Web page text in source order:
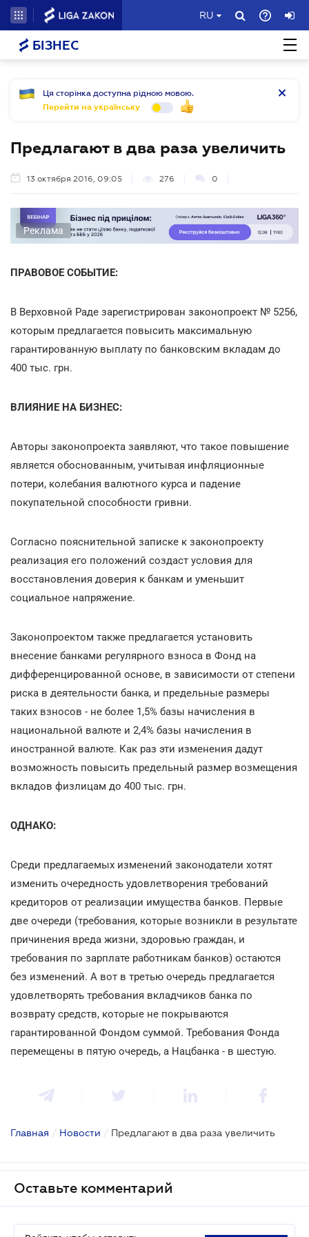
RU
БІЗНЕС
Ця сторінка доступна рідною мовою.
Перейти на українську
Предлагают в два раза увеличить
13 октября 2016, 09:05 276 0
Реклама
ПРАВОВОЕ СОБЫТИЕ:
В Верховной Раде зарегистрирован законопроект № 5256,
которым предлагается повысить максимальную
гарантированную выплату по банковским вкладам до
400 тыс. грн.
ВЛИЯНИЕ НА БИЗНЕС:
Авторы законопроекта заявляют, что такое повышение
является обоснованным, учитывая инфляционные
потери, колебания валютного курса и падение
покупательной способности гривни.
Согласно пояснительной записке к законопроекту
реализация его положений создаст условия для
восстановления доверия к банкам и уменьшит
социальное напряжение.
Законопроектом также предлагается установить
внесение банками регулярного взноса в Фонд на
дифференцированной основе, в зависимости от степени
риска в деятельности банка, и предельные размеры
таких взносов - не более 1,5% базы начисления в
национальной валюте и 2,4% базы начисления в
иностранной валюте. Как раз эти изменения дадут
возможность повысить предельный размер возмещения
вкладов физлицам до 400 тыс. грн.
ОДНАКО:
Среди предлагаемых изменений законодатели хотят
изменить очередность удовлетворения требований
кредиторов от реализации имущества банков. Первые
две очереди (требования, которые возникли в результате
причинения вреда жизни, здоровью граждан, и
требования по зарплате работникам банков) остаются
без изменений. А вот в третью очередь предлагается
удовлетворять требования вкладчиков банка по
возврату средств, которые не покрываются
гарантированной Фондом суммой. Требования Фонда
перемещены в пятую очередь, а Нацбанка - в шестую.
Главная / Новости / Предлагают в два раза увеличить
Оставьте комментарий